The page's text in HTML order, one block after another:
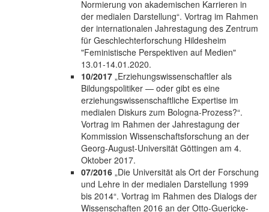
Normierung von akademischen Karrieren in
der medialen Darstellung“. Vortrag im Rahmen
der internationalen Jahrestagung des Zentrum
für Geschlechterforschung Hildesheim
"Feministische Perspektiven auf Medien"
13.01-14.01.2020.
10/2017 „Erziehungswissenschaftler als
Bildungspolitiker — oder gibt es eine
erziehungswissenschaftliche Expertise im
medialen Diskurs zum Bologna-Prozess?“.
Vortrag im Rahmen der Jahrestagung der
Kommission Wissenschaftsforschung an der
Georg-August-Universität Göttingen am 4.
Oktober 2017.
07/2016 „Die Universität als Ort der Forschung
und Lehre in der medialen Darstellung 1999
bis 2014“. Vortrag im Rahmen des Dialogs der
Wissenschaften 2016 an der Otto-Guericke-